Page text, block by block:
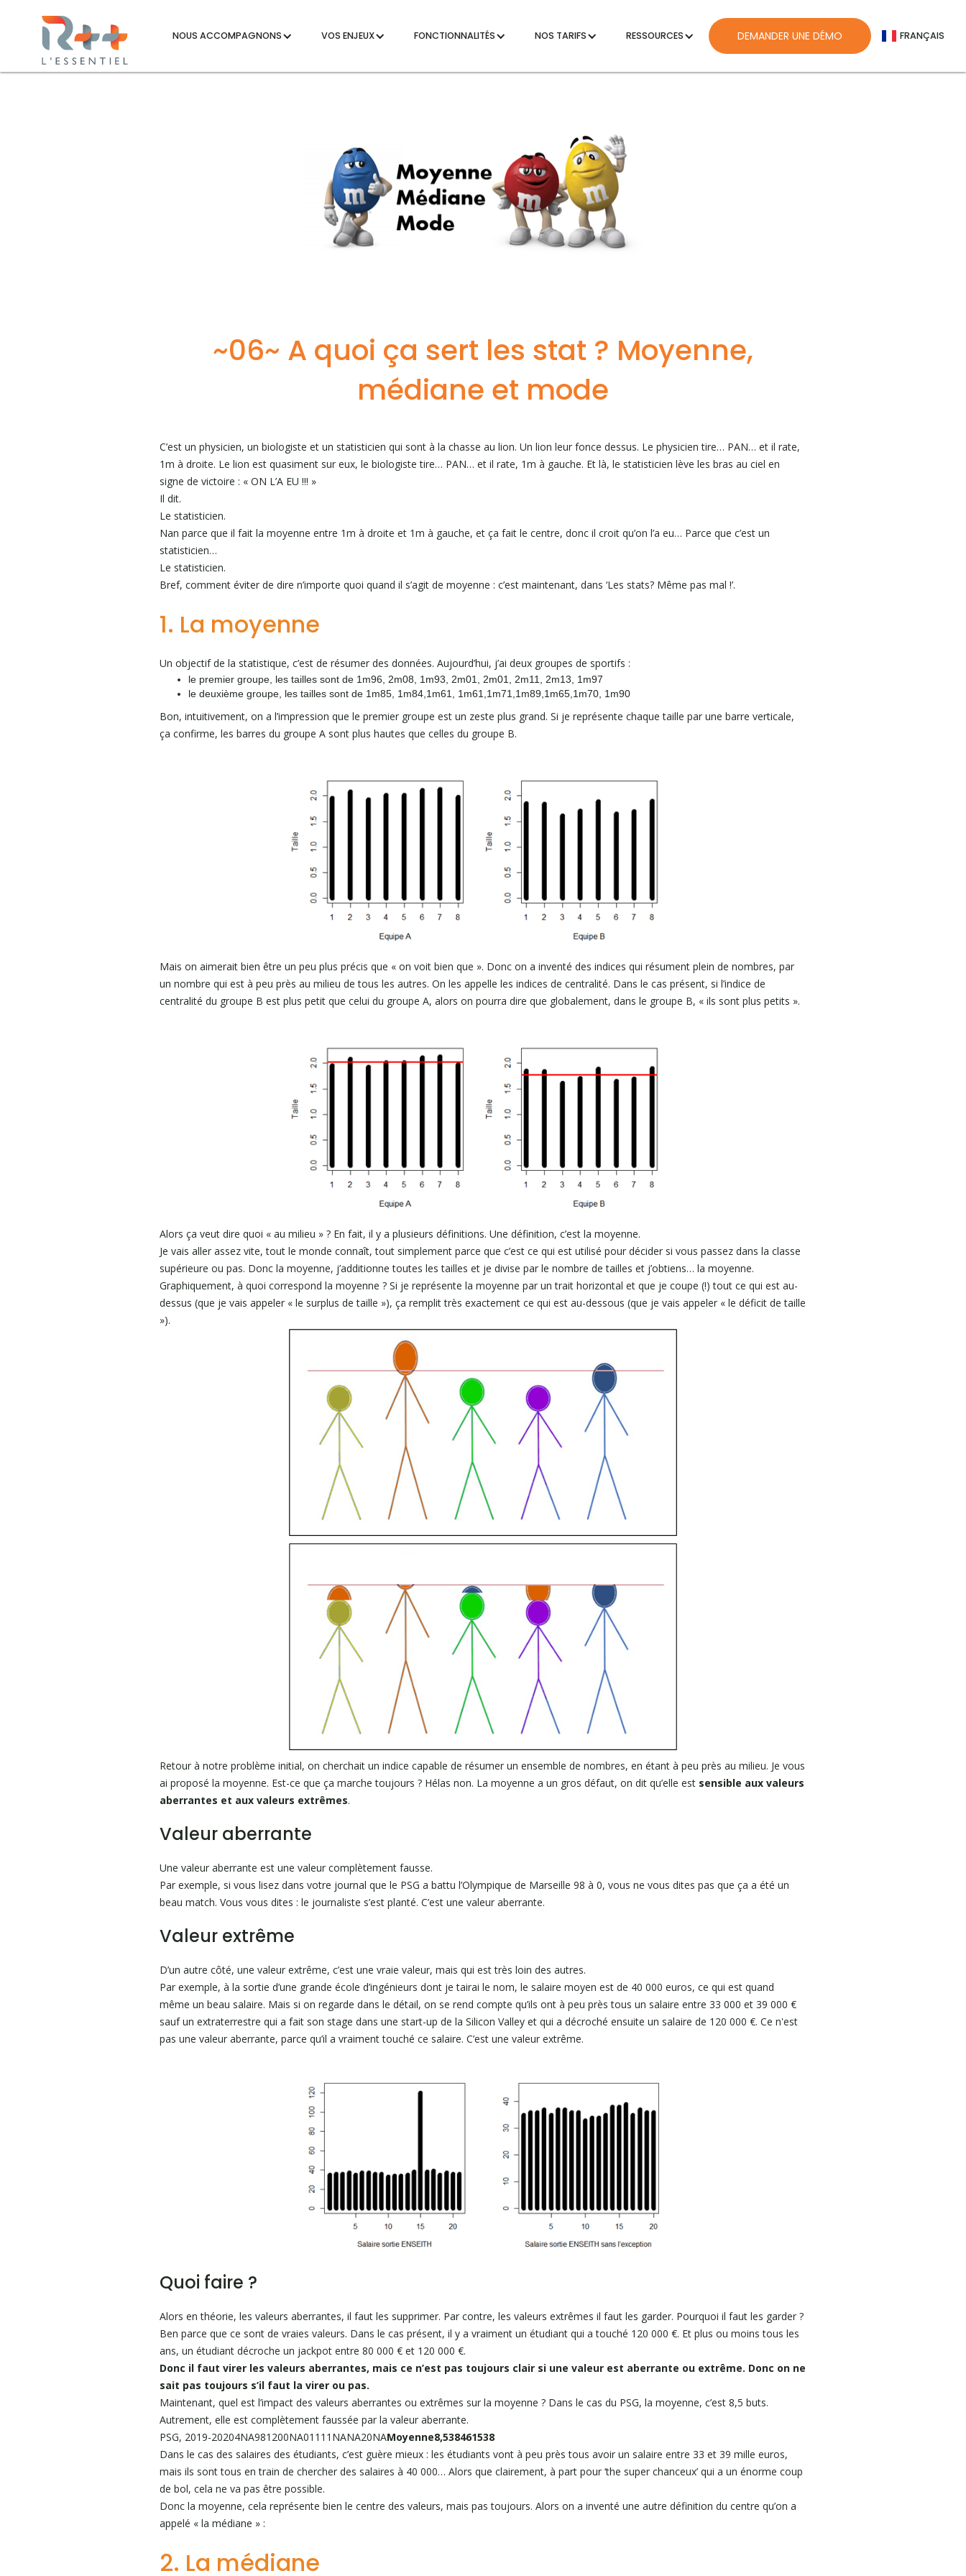
NOUS ACCOMPAGNONS VOS ENJEUX FONCTIONNALITÉS NOS TARIFS RESSOURCES DEMANDER UNE DÉMO
FRANÇAIS
~06~ A quoi ça sert les stat ? Moyenne,
médiane et mode
C’est un physicien, un biologiste et un statisticien qui sont à la chasse au lion. Un lion leur fonce dessus. Le physicien tire… PAN… et il rate,
1m à droite. Le lion est quasiment sur eux, le biologiste tire… PAN… et il rate, 1m à gauche. Et là, le statisticien lève les bras au ciel en
signe de victoire : « ON L’A EU !!! »
Il dit.
Le statisticien.
Nan parce que il fait la moyenne entre 1m à droite et 1m à gauche, et ça fait le centre, donc il croit qu’on l’a eu… Parce que c’est un
statisticien…
Le statisticien.
Bref, comment éviter de dire n’importe quoi quand il s’agit de moyenne : c’est maintenant, dans ‘Les stats? Même pas mal !’.
1. La moyenne
Un objectif de la statistique, c’est de résumer des données. Aujourd’hui, j’ai deux groupes de sportifs :
le premier groupe, les tailles sont de 1m96, 2m08, 1m93, 2m01, 2m01, 2m11, 2m13, 1m97
le deuxième groupe, les tailles sont de 1m85, 1m84,1m61, 1m61,1m71,1m89,1m65,1m70, 1m90
Bon, intuitivement, on a l’impression que le premier groupe est un zeste plus grand. Si je représente chaque taille par une barre verticale,
ça confirme, les barres du groupe A sont plus hautes que celles du groupe B.
Mais on aimerait bien être un peu plus précis que « on voit bien que ». Donc on a inventé des indices qui résument plein de nombres, par
un nombre qui est à peu près au milieu de tous les autres. On les appelle les indices de centralité. Dans le cas présent, si l’indice de
centralité du groupe B est plus petit que celui du groupe A, alors on pourra dire que globalement, dans le groupe B, « ils sont plus petits ».
Alors ça veut dire quoi « au milieu » ? En fait, il y a plusieurs définitions. Une définition, c’est la moyenne.
Je vais aller assez vite, tout le monde connaît, tout simplement parce que c’est ce qui est utilisé pour décider si vous passez dans la classe
supérieure ou pas. Donc la moyenne, j’additionne toutes les tailles et je divise par le nombre de tailles et j’obtiens… la moyenne.
Graphiquement, à quoi correspond la moyenne ? Si je représente la moyenne par un trait horizontal et que je coupe (!) tout ce qui est au-
dessus (que je vais appeler « le surplus de taille »), ça remplit très exactement ce qui est au-dessous (que je vais appeler « le déficit de taille
»).
Retour à notre problème initial, on cherchait un indice capable de résumer un ensemble de nombres, en étant à peu près au milieu. Je vous
ai proposé la moyenne. Est-ce que ça marche toujours ? Hélas non. La moyenne a un gros défaut, on dit qu’elle est sensible aux valeurs
aberrantes et aux valeurs extrêmes.
Valeur aberrante
Une valeur aberrante est une valeur complètement fausse.
Par exemple, si vous lisez dans votre journal que le PSG a battu l’Olympique de Marseille 98 à 0, vous ne vous dites pas que ça a été un
beau match. Vous vous dites : le journaliste s’est planté. C’est une valeur aberrante.
Valeur extrême
D’un autre côté, une valeur extrême, c’est une vraie valeur, mais qui est très loin des autres.
Par exemple, à la sortie d’une grande école d’ingénieurs dont je tairai le nom, le salaire moyen est de 40 000 euros, ce qui est quand
même un beau salaire. Mais si on regarde dans le détail, on se rend compte qu’ils ont à peu près tous un salaire entre 33 000 et 39 000 €
sauf un extraterrestre qui a fait son stage dans une start-up de la Silicon Valley et qui a décroché ensuite un salaire de 120 000 €. Ce n'est
pas une valeur aberrante, parce qu’il a vraiment touché ce salaire. C’est une valeur extrême.
Quoi faire ?
Alors en théorie, les valeurs aberrantes, il faut les supprimer. Par contre, les valeurs extrêmes il faut les garder. Pourquoi il faut les garder ?
Ben parce que ce sont de vraies valeurs. Dans le cas présent, il y a vraiment un étudiant qui a touché 120 000 €. Et plus ou moins tous les
ans, un étudiant décroche un jackpot entre 80 000 € et 120 000 €.
Donc il faut virer les valeurs aberrantes, mais ce n’est pas toujours clair si une valeur est aberrante ou extrême. Donc on ne
sait pas toujours s’il faut la virer ou pas.
Maintenant, quel est l’impact des valeurs aberrantes ou extrêmes sur la moyenne ? Dans le cas du PSG, la moyenne, c’est 8,5 buts.
Autrement, elle est complètement faussée par la valeur aberrante.
PSG, 2019-20204NA981200NA01111NANA20NAMoyenne8,538461538
Dans le cas des salaires des étudiants, c’est guère mieux : les étudiants vont à peu près tous avoir un salaire entre 33 et 39 mille euros,
mais ils sont tous en train de chercher des salaires à 40 000… Alors que clairement, à part pour ‘the super chanceux’ qui a un énorme coup
de bol, cela ne va pas être possible.
Donc la moyenne, cela représente bien le centre des valeurs, mais pas toujours. Alors on a inventé une autre définition du centre qu’on a
appelé « la médiane » :
2. La médiane